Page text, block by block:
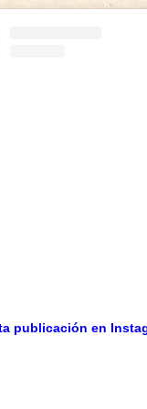
publicación en